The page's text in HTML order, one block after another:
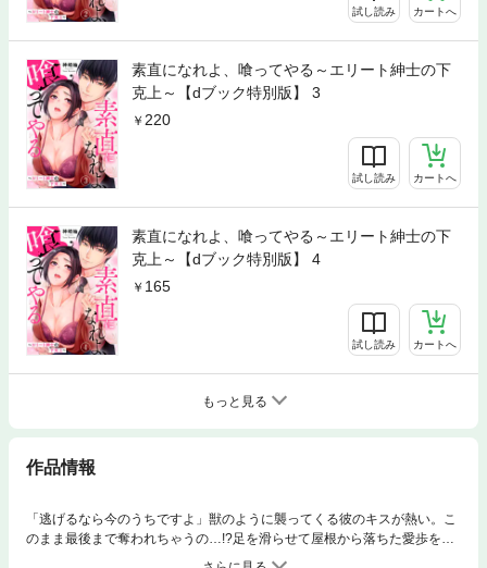
試し読み カートへ
素直になれよ、喰ってやる～エリート紳士の下
克上～【dブック特別版】 3
220
試し読み カートへ
素直になれよ、喰ってやる～エリート紳士の下
克上～【dブック特別版】 4
165
試し読み カートへ
もっと見る
作品情報
「逃げるなら今のうちですよ」獣のように襲ってくる彼のキスが熱い。こ
のまま最後まで奪われちゃうの…!?足を滑らせて屋根から落ちた愛歩を救
ったイケメン帰国子女、それは愛歩が次期女将として勤める旅館の新人・